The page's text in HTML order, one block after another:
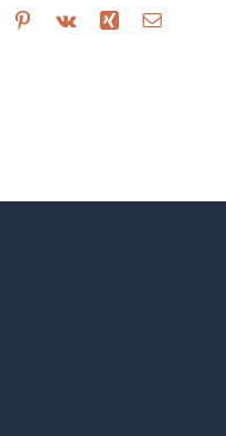
Pinterest
Vk Xing Email